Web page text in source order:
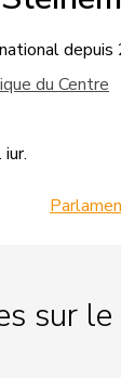
du Centre
sur le